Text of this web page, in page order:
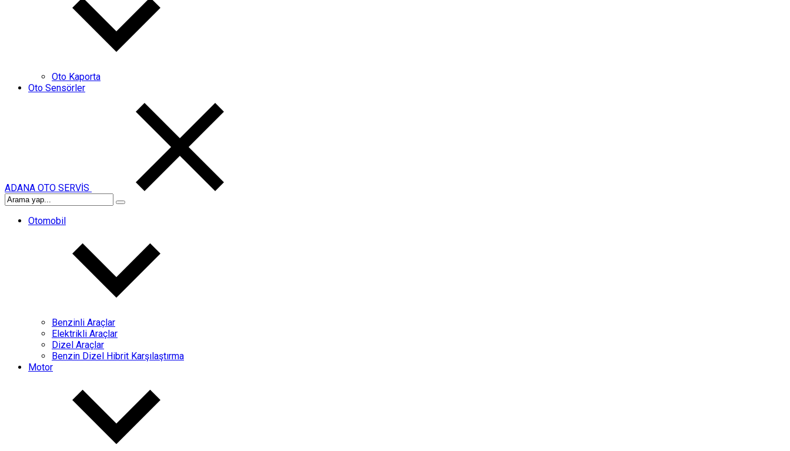
Oto Kaporta
Oto Sensörler
ADANA OTO SERVİS
Otomobil
Benzinli Araçlar
Elektrikli Araçlar
Dizel Araçlar
Benzin Dizel Hibrit Karşılaştırma
Motor